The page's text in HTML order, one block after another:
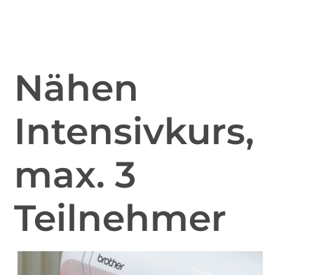
Nähen
Intensivkurs,
max. 3
Teilnehmer